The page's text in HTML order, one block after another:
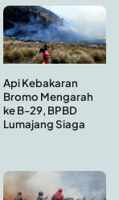
Api Kebakaran
Bromo Mengarah
ke B-29, BPBD
Lumajang Siaga